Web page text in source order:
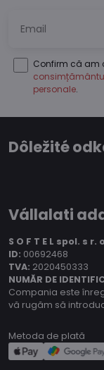
Confirm că am
personale.
Dôležité
Vállalati
S O F T E L spol. s r.
ID: 00692468
TVA: 2020450333
NUMĂR DE
Compania este
vă rugăm să
Metoda de plată